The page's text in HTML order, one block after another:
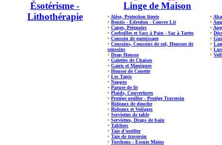
Ésotérisme -
Lithothérapie
Linge de Maison
• Alèse, Protection literie
• Boutis - Edredon - Couvre Lit
• Capes, Peignoirs
• Corbeilles et Sacs à Pain - Sac à Tartes
• Coussin de garnissage
• Coussins, Coussins de sol, Housses de
coussins
• Drap Housse
• Galettes de Chaises
• Gants et Maniques
• Housse de Couette
• Les Tapis
• Nappes
• Parure de lit
• Plaids, Couvertures
• Protège oreiller - Protège Traversin
• Rideaux de douche
• Rideaux et Voilages
• Serviettes de table
• Serviettes, Draps de bain
• Tabliers
• Taie d'oreiller
• Taie de traversin
• Torchons - Essuie Mains
•
•
•
•
•
•
•
•